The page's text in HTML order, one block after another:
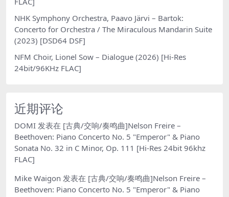
NHK Symphony Orchestra, Paavo Järvi – Bartok:
Concerto for Orchestra / The Miraculous Mandarin Suite
(2023) [DSD64 DSF]
NFM Choir, Lionel Sow – Dialogue (2026) [Hi-Res
24bit/96KHz FLAC]
近期评论
DOMI 发表在 [古典/交响/奏鸣曲]Nelson Freire –
Beethoven: Piano Concerto No. 5 "Emperor" & Piano
Sonata No. 32 in C Minor, Op. 111 [Hi-Res 24bit 96khz
FLAC]
Mike Waigon 发表在 [古典/交响/奏鸣曲]Nelson Freire –
Beethoven: Piano Concerto No. 5 "Emperor" & Piano